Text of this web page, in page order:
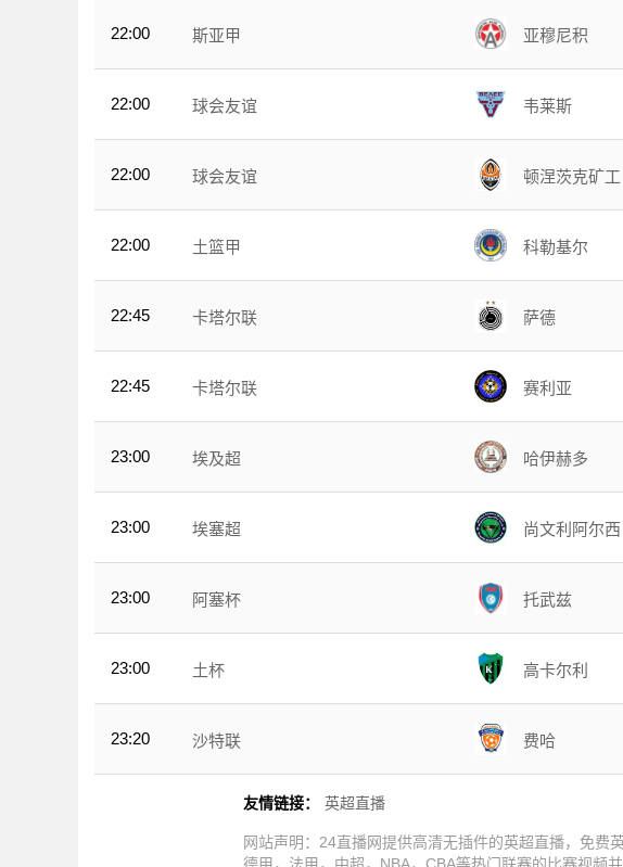
22:00 斯亚甲 亚穆尼积
22:00 球会友谊 韦莱斯
22:00 球会友谊 顿涅茨克矿工
22:00 土篮甲 科勒基尔
22:45 卡塔尔联 萨德
22:45 卡塔尔联 赛利亚
23:00 埃及超 哈伊赫多
23:00 埃塞超 尚文利阿尔西
23:00 阿塞杯 托武兹
23:00 土杯 高卡尔利
23:20 沙特联 费哈
友情链接： 英超直播
网站声明：24直播网提供高清无插件的英超直播，免费
德甲，法甲，中超，NBA，CBA等热门联赛的比赛视频